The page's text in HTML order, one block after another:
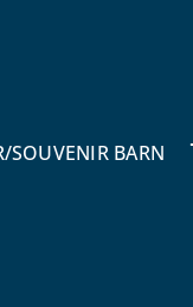
SOUVENIR BARN